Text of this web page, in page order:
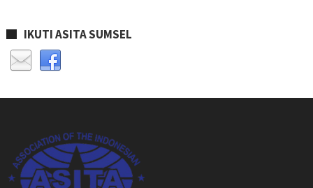
IKUTI ASITA SUMSEL